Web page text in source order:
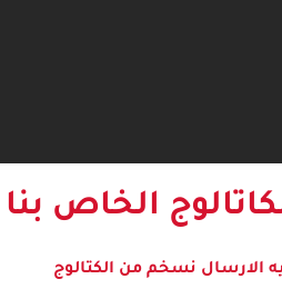
الخاص بنا
الارسال نسخم من الكتالوج